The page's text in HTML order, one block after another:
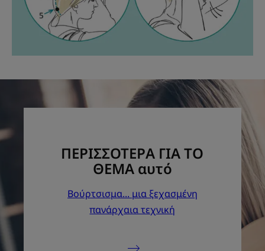
ΠΕΡΙΣΣΟΤΕΡΑ ΓΙΑ ΤΟ
ΘΕΜΑ αυτό
Βούρτσισμα... μια ξεχασμένη
πανάρχαια τεχνική